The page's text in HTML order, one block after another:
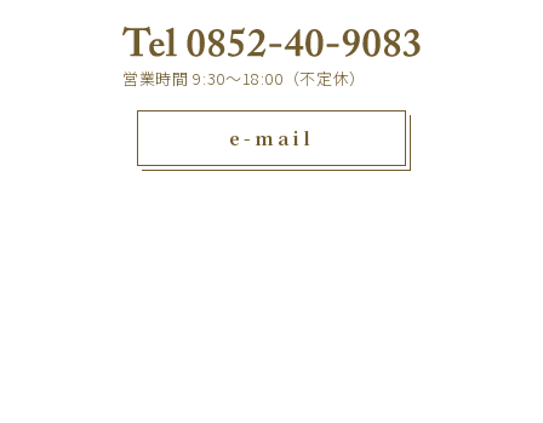
営業時間 9:30～18:00（不定休）
e-mail